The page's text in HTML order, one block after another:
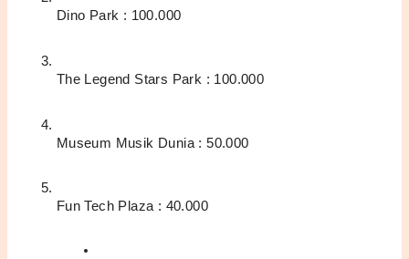
Dino Park : 100.000
The Legend Stars Park : 100.000
Museum Musik Dunia : 50.000
Fun Tech Plaza : 40.000